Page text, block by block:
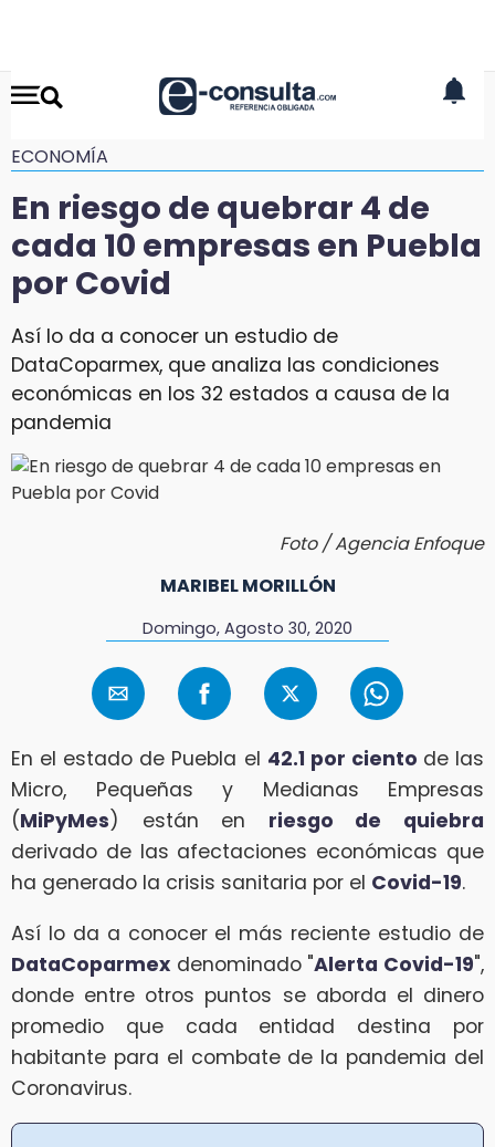
ECONOMÍA
En riesgo de quebrar 4 de
cada 10 empresas en Puebla
por Covid
Así lo da a conocer un estudio de
DataCoparmex, que analiza las condiciones
económicas en los 32 estados a causa de la
pandemia
Foto / Agencia Enfoque
MARIBEL MORILLÓN
Domingo, Agosto 30, 2020
En el estado de Puebla el 42.1 por ciento de las
Micro, Pequeñas y Medianas Empresas
(MiPyMes) están en riesgo de quiebra
derivado de las afectaciones económicas que
ha generado la crisis sanitaria por el Covid-19.
Así lo da a conocer el más reciente estudio de
DataCoparmex denominado "Alerta Covid-19",
donde entre otros puntos se aborda el dinero
promedio que cada entidad destina por
habitante para el combate de la pandemia del
Coronavirus.